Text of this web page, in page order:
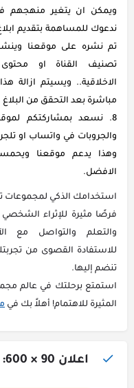
ويمكن ان يتغير منهجهم
ندعوك للمساهمة بتقديم
تم نشره على موقعنا
تصنيف القناة او
الاخلاقية.. ويسيتم ازالة
مباشرة بعد التحقق من البلاغ
نسعد بمشاركتكم
والجروبات في واتساب او
وهذا يدعم موقعنا
الافضل.
استخدامك الذكي لمجموعات
فرصًا مثيرة للإثراء
والتعلم والتواصل مع
للاستفادة القصوى من
تنضم إليها.
استمتع برحلتك في عالم
المثيرة للاهتمام! أهلاً بك في
اعلان 90 × 600: